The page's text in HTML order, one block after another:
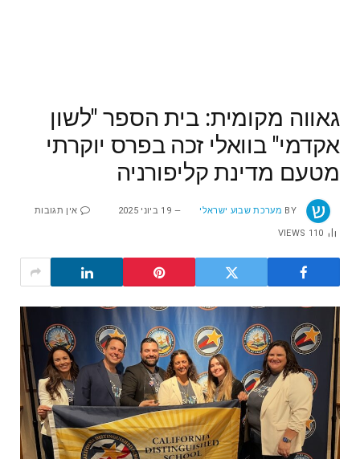
גאווה מקומית: בית הספר "לשון
אקדמי" בוואלי זכה בפרס יוקרתי
מטעם מדינת קליפורניה
BY מערכת שבוע ישראלי 19 ביוני 2025 אין תגובות
110
VIEWS